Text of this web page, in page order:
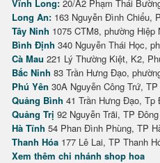
Vĩnh Long: 20/A2 Phạm Thái
Long An: 163 Nguyễn Đình Chiểu,
Tây Ninh 1075 CTM8, phường Hiệp
Bình Định 340 Nguyễn Thái Học,
Cà Mau 221 Lý Thường Kiệt, K2,
Bắc Ninh 83 Trần Hưng Đạo,
Phú Yên 30A Nguyễn Công Trứ,
Quảng Bình 41 Trần Hưng Đạo, Tp
Quảng Trị 92 Nguyễn Trãi, TP
Hà Tĩnh 54 Phan Đình Phùng, TP
Thanh Hóa 177 Lê Lai, TP Thanh
Xem thêm chi nhánh shop hoa